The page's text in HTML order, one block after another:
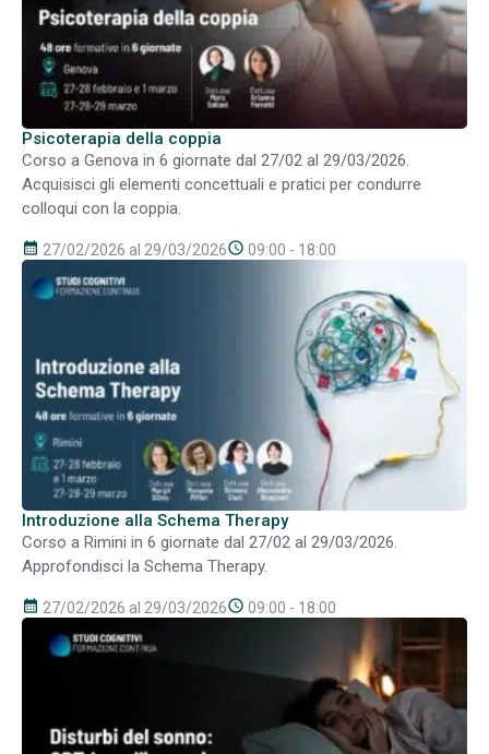
Psicoterapia della coppia
Corso a Genova in 6 giornate dal 27/02 al 29/03/2026.
Acquisisci gli elementi concettuali e pratici per condurre
colloqui con la coppia.
calendar_month 27/02/2026 al 29/03/2026schedule 09:00 - 18:00
Introduzione alla Schema Therapy
Corso a Rimini in 6 giornate dal 27/02 al 29/03/2026.
Approfondisci la Schema Therapy.
calendar_month 27/02/2026 al 29/03/2026schedule 09:00 - 18:00